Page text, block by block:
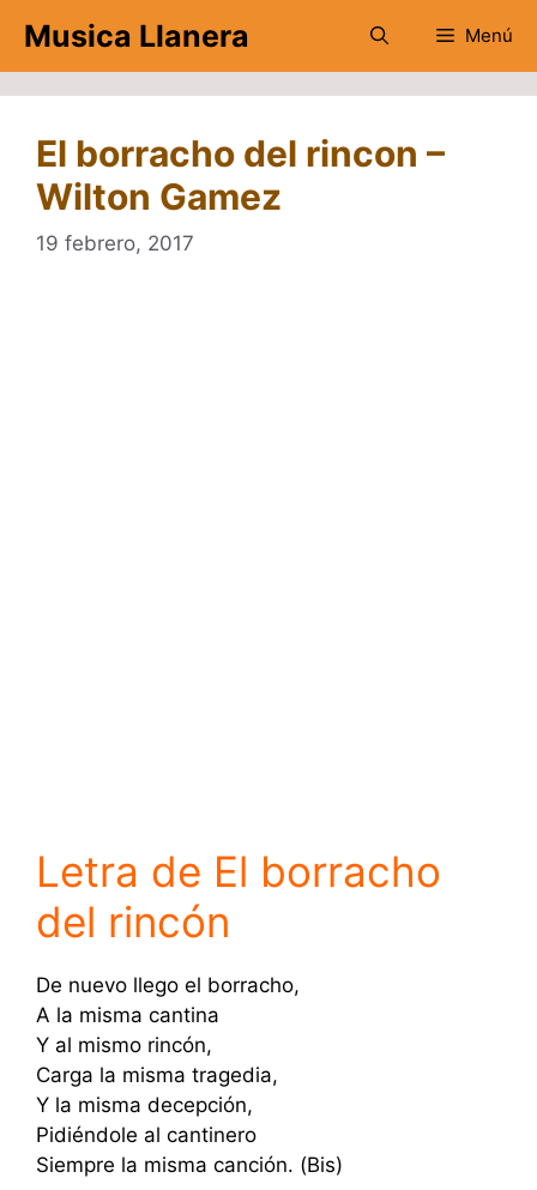
contenido
Musica Llanera Menú
El borracho del rincon –
Wilton Gamez
19 febrero, 2017
Letra de El borracho
del rincón
De nuevo llego el borracho,
A la misma cantina
Y al mismo rincón,
Carga la misma tragedia,
Y la misma decepción,
Pidiéndole al cantinero
Siempre la misma canción. (Bis)